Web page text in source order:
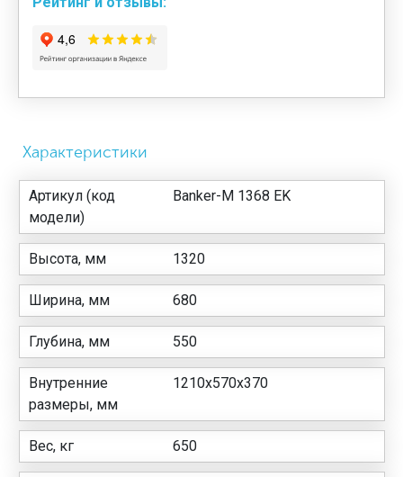
Характеристики
Артикул (код
модели)
Banker-M 1368 EK
Высота, мм 1320
Ширина, мм 680
Глубина, мм 550
Внутренние
размеры, мм
1210x570x370
Вес, кг 650